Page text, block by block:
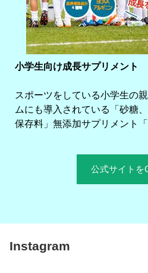
小学生向け成長サプリメント
スポーツをしている小学生の
ムにも導入されている「砂糖
保存料」無添加サプリメント「
公式サイトを
Instagram